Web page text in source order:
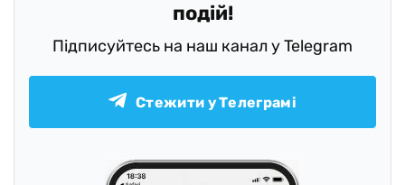
подій!
Підписуйтесь на наш канал у Telegram
Стежити у Телеграмі